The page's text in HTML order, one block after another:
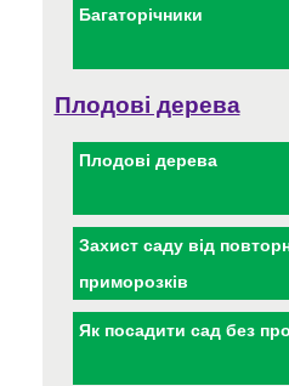
Багаторічники
Плодові дерева
Плодові дерева
Захист саду від
приморозків
Як посадити сад без